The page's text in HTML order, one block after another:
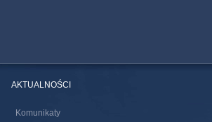
AKTUALNOŚCI
Komunikaty